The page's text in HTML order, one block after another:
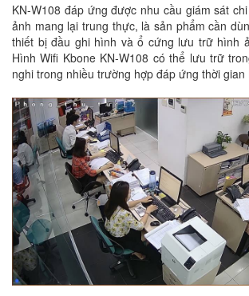
KN-W108 đáp ứng được nhu cầu giám sát
ảnh mang lại trung thực, là sản phẩm cần
thiết bị đầu ghi hình và ổ cứng lưu trữ hình
Hình Wifi Kbone KN-W108 có thể lưu trữ
nghi trong nhiều trường hợp đáp ứng thời